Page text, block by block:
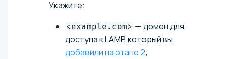
Укажите:
<example.com> — домен для
доступа к LAMP, который вы
добавили на этапе 2;